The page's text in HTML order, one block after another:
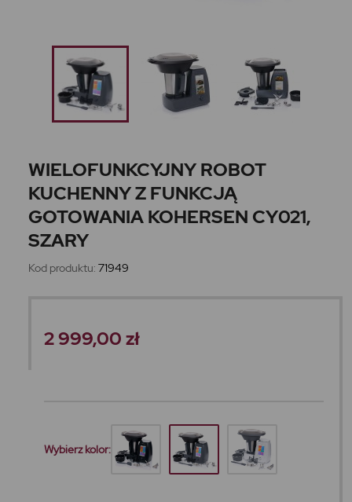
WIELOFUNKCYJNY ROBOT
KUCHENNY Z FUNKCJĄ
GOTOWANIA KOHERSEN CY021,
SZARY
Kod produktu: 71949
2 999,00 zł
Wybierz kolor: